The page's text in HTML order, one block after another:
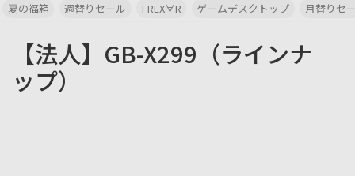
夏の福箱 週替りセール FREX∀R ゲームデスクトップ 月替りセ
【法人】GB-X299（ラインナ
ップ）